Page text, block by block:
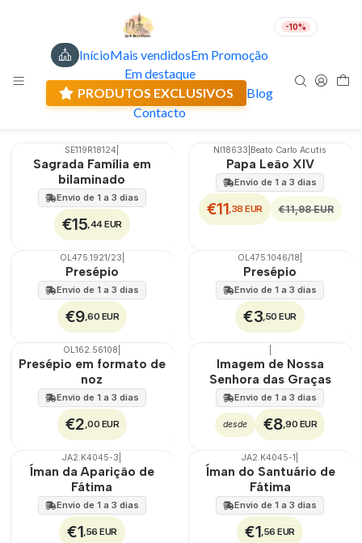
-10%
InícioMais vendidosEm Promoção
Em destaque
PRODUTOS EXCLUSIVOS
Blog
Contacto
EUR
Estátuas - Artigos Religiosos
Filtros
SE119R18124
Sagrada Família em
bilaminado
Envio de 1 a 3 dias
€15,44 EUR
NI18633 Beato Carlo Acutis
Papa Leão XIV
Envio de 1 a 3 dias
€11,38 EUR €11,98 EUR
OL475.1921/23
Presépio
Envio de 1 a 3 dias
€9,60 EUR
OL475.1046/18
Presépio
Envio de 1 a 3 dias
€3,50 EUR
TOP
OL162.56108
Presépio em formato de
noz
Envio de 1 a 3 dias
€2,00 EUR
Imagem de Nossa
Senhora das Graças
Envio de 1 a 3 dias
desde €8,90 EUR
JA2.K4045-3
Íman da Aparição de
Fátima
Envio de 1 a 3 dias
€1,56 EUR
JA2.K4045-1
Íman do Santuário de
Fátima
Envio de 1 a 3 dias
€1,56 EUR